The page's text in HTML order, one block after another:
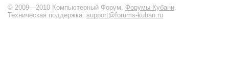
© 2009—2010 Компьютерный Форум, Форумы Кубани.
Техническая поддержка: support@forums-kuban.ru